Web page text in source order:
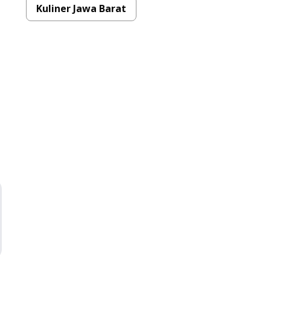
Kuliner Jawa Barat